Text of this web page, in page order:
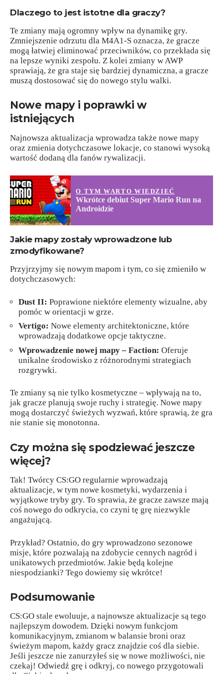
Dlaczego to jest istotne dla graczy?
Te zmiany mają ogromny wpływ na dynamikę gry.
Zmniejszenie odrzutu dla M4A1-S oznacza, że gracze
mogą łatwiej eliminować przeciwników, co przekłada się
na lepsze wyniki zespołu. Z kolei zmiany w AWP
sprawiają, że gra staje się bardziej dynamiczna, a gracze
muszą dostosować się do nowego stylu walki.
Nowe mapy i poprawki w
istniejących
Najnowsza aktualizacja wprowadza także nowe mapy
oraz zmienia dotychczasowe lokacje, co stanowi wysoką
wartość dodaną dla fanów rywalizacji.
O TYM WARTO WIEDZIEĆ
Wkrótce debiut Super Mario Run na
Androidzie
Jakie mapy zostały wprowadzone lub
zmodyfikowane?
Przyjrzyjmy się nowym mapom i tym, co się zmieniło w
dotychczasowych:
Dust II: Poprawione niektóre elementy wizualne, aby
pomóc w orientacji w grze.
Vertigo: Nowe elementy architektoniczne, które
wprowadzają dodatkowe opcje taktyczne.
Wprowadzenie nowej mapy – Faction: Oferuje
unikalne środowisko z różnorodnymi strategiach
rozgrywki.
Te zmiany są nie tylko kosmetyczne – wpływają na to,
jak gracze planują swoje ruchy i strategię. Nowe mapy
mogą dostarczyć świeżych wyzwań, które sprawią, że gra
nie stanie się monotonna.
Czy można się spodziewać jeszcze
więcej?
Tak! Twórcy CS:GO regularnie wprowadzają
aktualizacje, w tym nowe kosmetyki, wydarzenia i
wyjątkowe tryby gry. To sprawia, że gracze zawsze mają
coś nowego do odkrycia, co czyni tę grę niezwykle
angażującą.
Przykład? Ostatnio, do gry wprowadzono sezonowe
misje, które pozwalają na zdobycie cennych nagród i
unikatowych przedmiotów. Jakie będą kolejne
niespodzianki? Tego dowiemy się wkrótce!
Podsumowanie
CS:GO stale ewoluuje, a najnowsze aktualizacje są tego
najlepszym dowodem. Dzięki nowym funkcjom
komunikacyjnym, zmianom w balansie broni oraz
świeżym mapom, każdy gracz znajdzie coś dla siebie.
Jeśli jeszcze nie zanurzyłeś się w nowe możliwości, nie
czekaj! Odwiedź grę i odkryj, co nowego przygotowali